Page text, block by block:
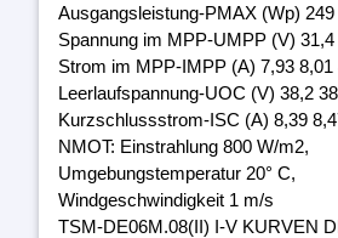
Ausgangsleistung-PMAX (Wp) 249
Spannung im MPP-UMPP (V) 31,4
Strom im MPP-IMPP (A) 7,93 8,01
Leerlaufspannung-UOC (V) 38,2
Kurzschlussstrom-ISC (A) 8,39
NMOT: Einstrahlung 800 W/m2,
Umgebungstemperatur 20° C,
Windgeschwindigkeit 1 m/s
TSM-DE06M.08(II) I-V KURVEN